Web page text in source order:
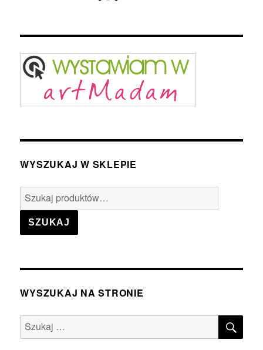
WYSZUKAJ W SKLEPIE
Szukaj:
SZUKAJ
WYSZUKAJ NA STRONIE
Szukaj: